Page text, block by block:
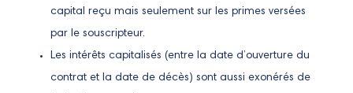
capital reçu mais seulement sur les primes versées
par le souscripteur.
Les intérêts capitalisés (entre la date d’ouverture du
contrat et la date de décès) sont aussi exonérés de